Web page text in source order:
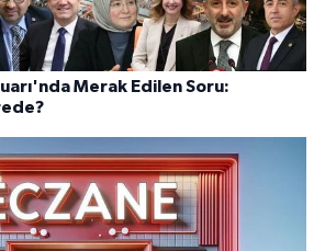
Merak Edilen Soru: